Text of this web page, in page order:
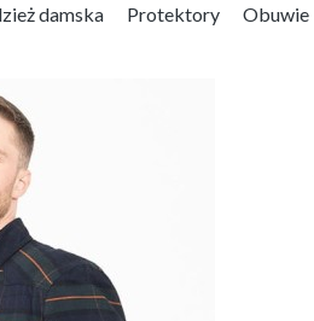
damska Protektory Obuwie